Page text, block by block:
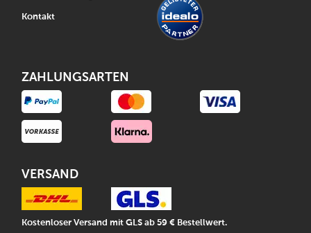
Kontakt
ZAHLUNGSARTEN
VERSAND
Kostenloser Versand mit GLS ab 59 € Bestellwert.